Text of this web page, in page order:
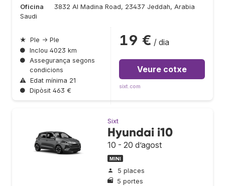
Oficina
3832 Al Madina Road, 23437 Jeddah, Arabia
Saudi
★ Ple → Ple
● Inclou 4023 km
● Assegurança segons
condicions
⚠ Edat mínima 21
● Dipòsit 463 €
19 € / dia
Veure cotxe
sixt.com
Sixt
Hyundai i10
10 - 20 d’agost
MINI
5 places
5 portes